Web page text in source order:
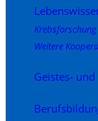
Krebsforschung
Weitere
Geistes-